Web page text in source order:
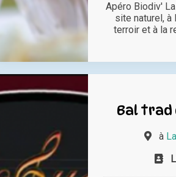
Apéro Biodiv'
site naturel, à
terroir et à la
Bal trad
à